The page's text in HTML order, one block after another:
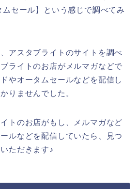
セール】という感じで調べてみ
アスタブライトのサイトを調べ
ライトのお店がメルマガなどで
やオータムセールなどを配信し
りませんでした。
トのお店がもし、メルマガなど
ルなどを配信していたら、見つ
ただきます♪